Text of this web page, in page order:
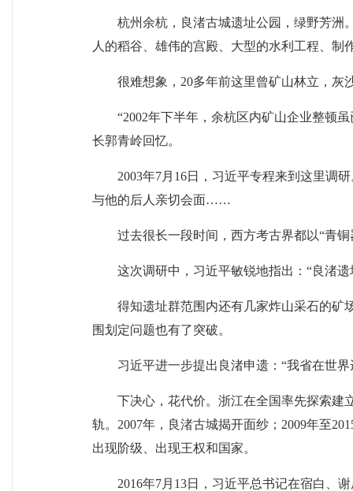
杭州余杭，良渚古城遗址公园，绿野芳洲
人的稻谷、雄伟的宫殿、大型的水利工程、
很难想象，20多年前这里曾矿山林立，灰
“2002年下半年，余杭区内矿山企业整顿
长郭青岭回忆。
2003年7月16日，习近平专程来到这里调
与他的后人亲切会面……
过去很长一段时间，西方考古界都以“青
这次调研中，习近平敏锐地指出：“良渚
得知遗址群范围内还有几家炸山采石的矿
围划定问题也有了突破。
习近平进一步提出良渚申遗：“我省在世
下决心，花代价。浙江在全国率先探索建
轨。2007年，良渚古城揭开面纱；2009年至
出现阶级、出现王权和国家。
2016年7月13日，习近平总书记在宿白、